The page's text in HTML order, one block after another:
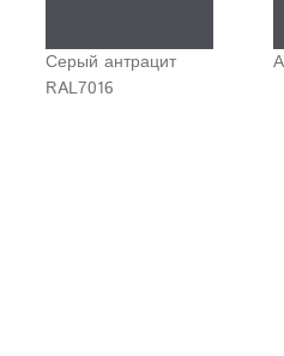
Серый антрацит
RAL7016